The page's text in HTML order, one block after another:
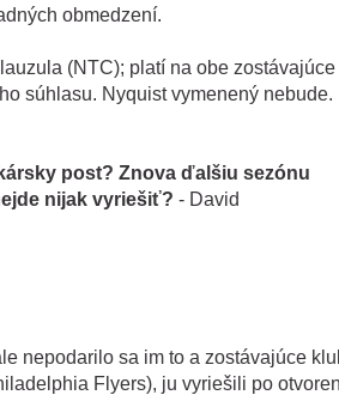
obmedzení.
(NTC); platí na obe zostávajúce
súhlasu. Nyquist vymenený nebude.
post? Znova ďalšiu sezónu
nijak vyriešiť? - David
nepodarilo sa im to a zostávajúce
Flyers), ju vyriešili po